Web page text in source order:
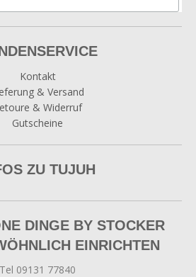
Kontakt
& Versand
& Widerruf
Gutscheine
ZU TUJUH
DINGE BY STOCKER
EINRICHTEN
Tel 09131 77840